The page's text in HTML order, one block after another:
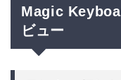
Magic
ビュー